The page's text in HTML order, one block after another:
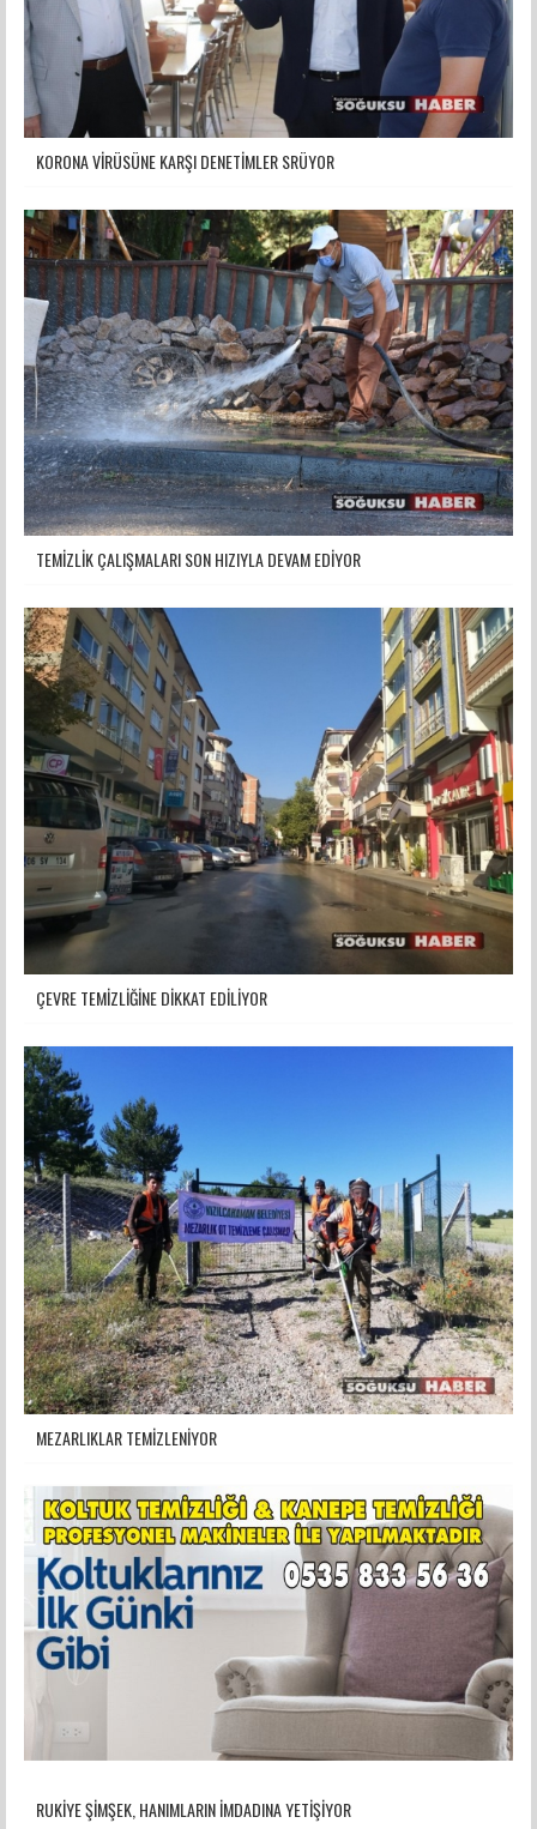
KORONA VİRÜSÜNE KARŞI DENETİMLER SRÜYOR
TEMİZLİK ÇALIŞMALARI SON HIZIYLA DEVAM EDİYOR
ÇEVRE TEMİZLİĞİNE DİKKAT EDİLİYOR
MEZARLIKLAR TEMİZLENİYOR
RUKİYE ŞİMŞEK, HANIMLARIN İMDADINA YETİŞİYOR